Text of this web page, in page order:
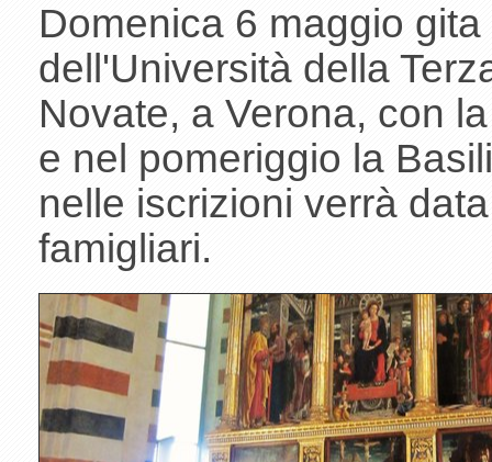
Domenica 6 maggio
dell'Università della
Novate, a Verona, con
e nel pomeriggio la
nelle iscrizioni verrà
famigliari.